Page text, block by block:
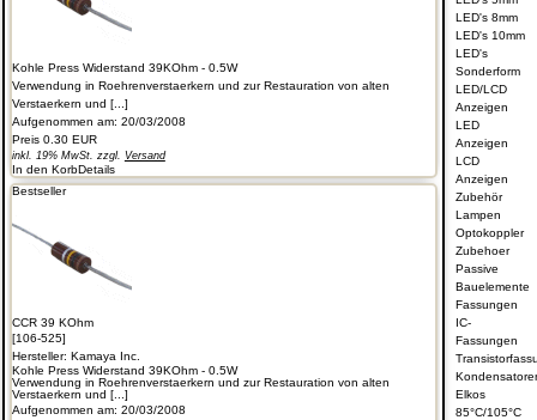
Kohle Press Widerstand 39KOhm - 0.5W
Verwendung in Roehrenverstaerkern und zur Restauration von alten
Verstaerkern und [...]
Aufgenommen am: 20/03/2008
Preis 0.30 EUR
inkl. 19% MwSt. zzgl. Versand
In den KorbDetails
Bestseller
CCR 39 KOhm
[106-525]
Hersteller: Kamaya Inc.
Kohle Press Widerstand 39KOhm - 0.5W
Verwendung in Roehrenverstaerkern und zur Restauration von alten
Verstaerkern und [...]
Aufgenommen am: 20/03/2008
LED's 8mm
LED's 10mm
LED's
Sonderform
LED/LCD
Anzeigen
LED
Anzeigen
LCD
Anzeigen
Zubehör
Lampen
Optokoppler
Zubehoer
Passive
Bauelemente
Fassungen
IC-
Fassungen
Elkos
85°C/105°C